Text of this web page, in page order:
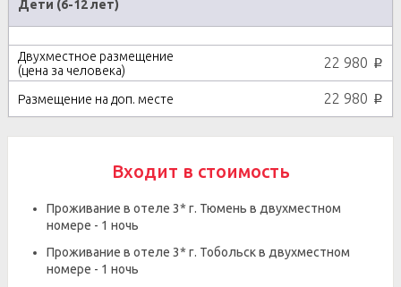
Дети (6-12 лет)
22 980 p
22 980 p
Входит в стоимость
Проживание в отеле 3* г. Тюмень в двухместном
номере - 1 ночь
Проживание в отеле 3* г. Тобольск в двухместном
номере - 1 ночь